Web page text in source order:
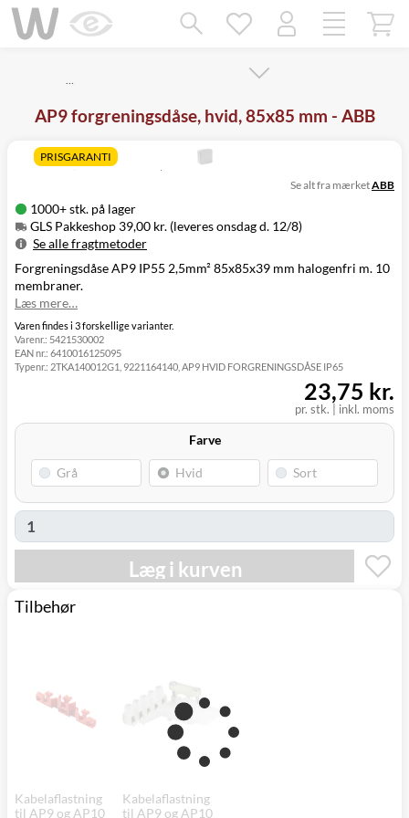
…
AP9 forgreningsdåse, hvid, 85x85 mm - ABB
PRISGARANTI
1000+ stk. på lager
GLS Pakkeshop 39,00 kr. (leveres onsdag d. 12/8)
Se alle fragtmetoder
Metode
Pris
Leveres
GLS Pakkeshop
GLS
Hjemmelevering
GLS Erhverv
Direkte levering
Click&Collect i
Se alt fra mærketABB
Forgreningsdåse AP9 IP55 2,5mm² 85x85x39 mm halogenfri m. 10
membraner.
Læs mere…
Varen findes i 3 forskellige varianter.
Varenr.: 5421530002
EAN nr.: 6410016125095
Typenr.: 2TKA140012G1, 9221164140, AP9 HVID FORGRENINGSDÅSE IP65
pr. stk. inkl. moms
23,75 kr.
Farve
Læg i kurven
Tilbehør
Kabelaflastning
til AP9 og AP10
Kabelaflastning
til AP9 og AP10
Mangler chatten?
Ret samtykke!